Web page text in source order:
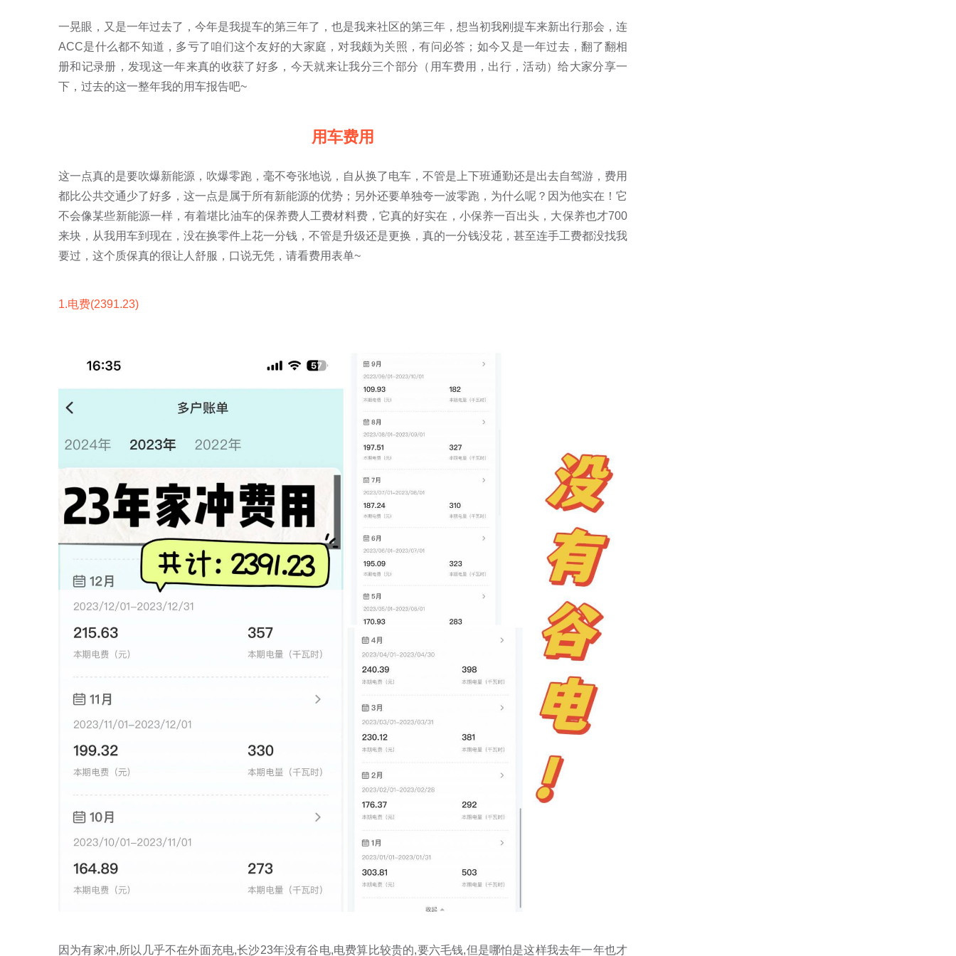
一晃眼，又是一年过去了，今年是我提车的第三年了，也是我来社区的第三年，想当初我刚提车来新出行那会，连
ACC是什么都不知道，多亏了咱们这个友好的大家庭，对我颇为关照，有问必答；如今又是一年过去，翻了翻相
册和记录册，发现这一年来真的收获了好多，今天就来让我分三个部分（用车费用，出行，活动）给大家分享一
下，过去的这一整年我的用车报告吧~
用车费用
这一点真的是要吹爆新能源，吹爆零跑，毫不夸张地说，自从换了电车，不管是上下班通勤还是出去自驾游，费用
都比公共交通少了好多，这一点是属于所有新能源的优势；另外还要单独夸一波零跑，为什么呢？因为他实在！它
不会像某些新能源一样，有着堪比油车的保养费人工费材料费，它真的好实在，小保养一百出头，大保养也才700
来块，从我用车到现在，没在换零件上花一分钱，不管是升级还是更换，真的一分钱没花，甚至连手工费都没找我
要过，这个质保真的很让人舒服，口说无凭，请看费用表单~
1.电费(2391.23)
因为有家冲,所以几乎不在外面充电,长沙23年没有谷电,电费算比较贵的,要六毛钱,但是哪怕是这样我去年一年也才